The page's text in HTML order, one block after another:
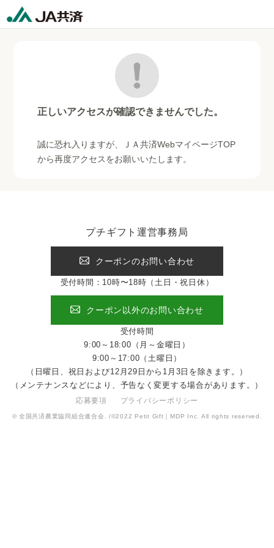
正しいアクセスが確認できませんでした。
誠に恐れ入りますが、ＪＡ共済WebマイページTOP
から再度アクセスをお願いいたします。
プチギフト運営事務局
クーポンのお問い合わせ
受付時間：10時〜18時（土日・祝日休）
クーポン以外のお問い合わせ
受付時間
9:00～18:00（月～金曜日）
9:00～17:00（土曜日）
（日曜日、祝日および12月29日から1月3日を除きます。）
（メンテナンスなどにより、予告なく変更する場合があります。）
応募要項 プライバシーポリシー
© 全国共済農業協同組合連合会. /©2022 Petit Gift｜MDP Inc. All rights reserved.